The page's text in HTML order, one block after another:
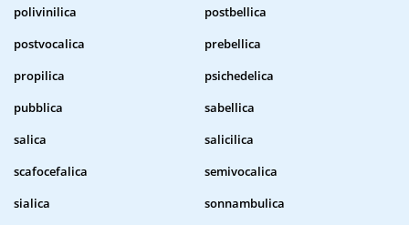
polivinilica
postbellica
postvocalica
prebellica
propilica
psichedelica
pubblica
sabellica
salica
salicilica
scafocefalica
semivocalica
sialica
sonnambulica